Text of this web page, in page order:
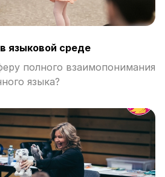
языковой среде
полного взаимопонимания
языка?